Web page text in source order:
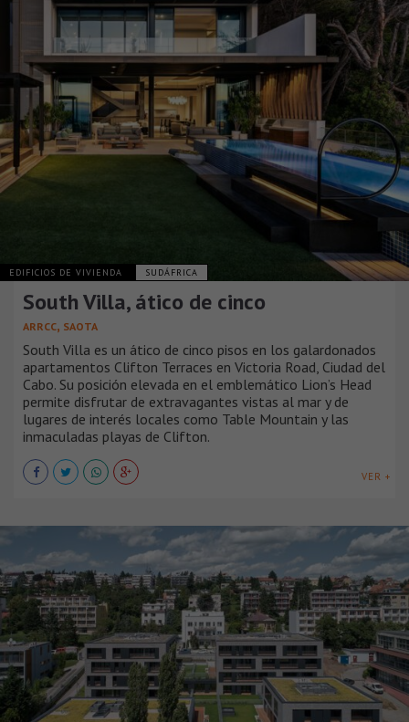
EDIFICIOS DE VIVIENDA SUDÁFRICA
South Villa, ático de cinco
ARRCC, SAOTA
South Villa es un ático de cinco pisos en los galardonados
apartamentos Clifton Terraces en Victoria Road, Ciudad del
Cabo. Su posición elevada en el emblemático Lion’s Head
permite disfrutar de extravagantes vistas al mar y de
lugares de interés locales como Table Mountain y las
inmaculadas playas de Clifton.
VER +